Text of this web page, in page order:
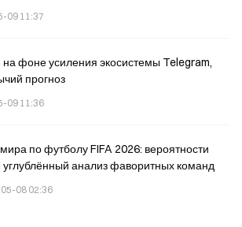
09 11:37
на фоне усиления экосистемы Telegram,
прогноз
09 11:36
по футболу FIFA 2026: вероятности
анализ фаворитных команд
05-08 02:36